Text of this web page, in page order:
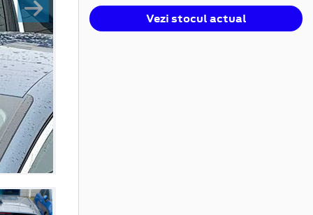
Vezi stocul actual